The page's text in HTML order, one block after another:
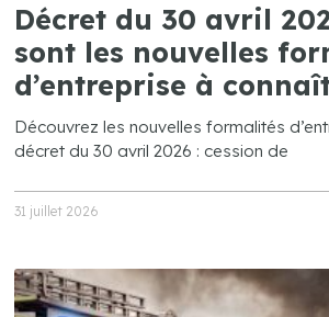
Décret du 30 avril
sont les nouvelles
d’entreprise à
Découvrez les nouvelles formalités
décret du 30 avril 2026 : cession de
31 juillet 2026